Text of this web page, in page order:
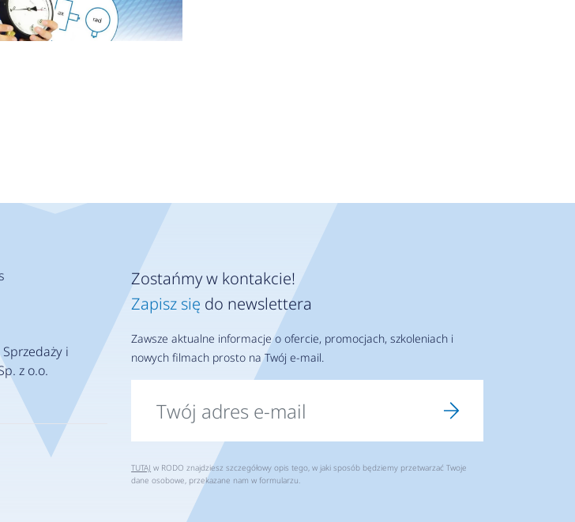
i
z o.o.
Zostańmy w kontakcie!
Zapisz się do newslettera
Zawsze aktualne informacje o ofercie, promocjach, szkoleniach i
nowych filmach prosto na Twój e-mail.
TUTAJ w RODO znajdziesz szczegółowy opis tego, w jaki sposób będziemy przetwarzać Twoje
dane osobowe, przekazane nam w formularzu.